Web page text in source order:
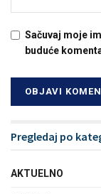
Sačuvaj moje
buduće
Pregledaj po
AKTUELNO